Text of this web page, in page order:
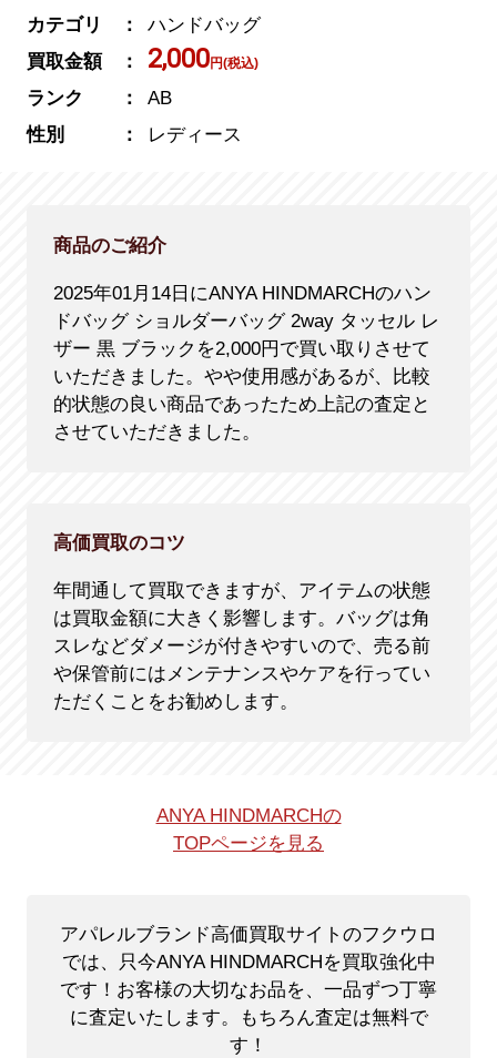
カテゴリ
ハンドバッグ
買取金額
2,000円(税込)
ランク
AB
性別
レディース
商品のご紹介
2025年01月14日にANYA HINDMARCHのハン
ドバッグ ショルダーバッグ 2way タッセル レ
ザー 黒 ブラックを2,000円で買い取りさせて
いただきました。やや使用感があるが、比較
的状態の良い商品であったため上記の査定と
させていただきました。
高価買取のコツ
年間通して買取できますが、アイテムの状態
は買取金額に大きく影響します。バッグは角
スレなどダメージが付きやすいので、売る前
や保管前にはメンテナンスやケアを行ってい
ただくことをお勧めします。
ANYA HINDMARCHの
TOPページを見る
アパレルブランド高価買取サイトのフクウロ
では、只今ANYA HINDMARCHを買取強化中
です！ お客様の大切なお品を、一品ずつ丁寧
に査定いたします。もちろん査定は無料で
す！